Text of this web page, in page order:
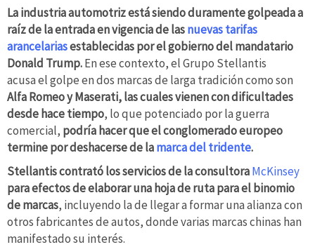
La industria automotriz está siendo duramente golpeada a
raíz de la entrada en vigencia de lasnuevas tarifas
arancelariasestablecidas por el gobierno del mandatario
Donald Trump.En ese contexto, el Grupo Stellantis
acusa el golpe en dos marcas de larga tradición como son
Alfa Romeo y Maserati, las cuales vienen con dificultades
desde hace tiempo, lo que potenciado por la guerra
comercial, podría hacer que el conglomerado europeo
termine por deshacerse de lamarca del tridente.
Stellantis contrató los servicios de la consultoraMcKinsey
para efectos de elaborar una hoja de ruta para el binomio
de marcas, incluyendo la de llegar a formar una alianza con
otros fabricantes de autos, donde varias marcas chinas han
manifestado su interés.